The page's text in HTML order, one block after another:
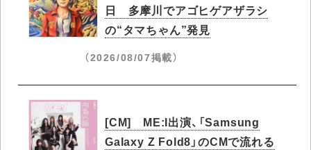
日 多摩川でアゴヒゲアザラシ
の“タマちゃん”発見
（2026/08/07掲載）
[CM] ME:I出演、「Samsung
Galaxy Z Fold8」のCMで流れる